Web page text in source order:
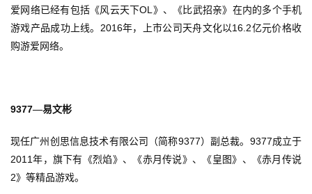
月
3
游
茶
对
爱网络已经有包括《风云天下OL》、《比武招亲》在内的多个手机
游戏产品成功上线。 2016年，上市公司天舟文化以16.2亿元价格收
购游爱网络。
9377—易文彬
现任广州创思信息技术有限公司（简称9377）副总裁。 9377成立于
2011年，旗下有《烈焰》、《赤月传说》、《皇图》、《赤月传说
2》等精品游戏。